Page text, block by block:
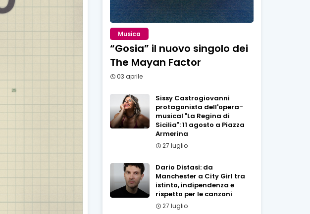
Musica
“Gosia” il nuovo singolo dei
The Mayan Factor
03 aprile
Sissy Castrogiovanni
protagonista dell'opera-
musical "La Regina di
Sicilia": 11 agosto a Piazza
Armerina
27 luglio
Dario Distasi: da
Manchester a City Girl tra
istinto, indipendenza e
rispetto per le canzoni
27 luglio